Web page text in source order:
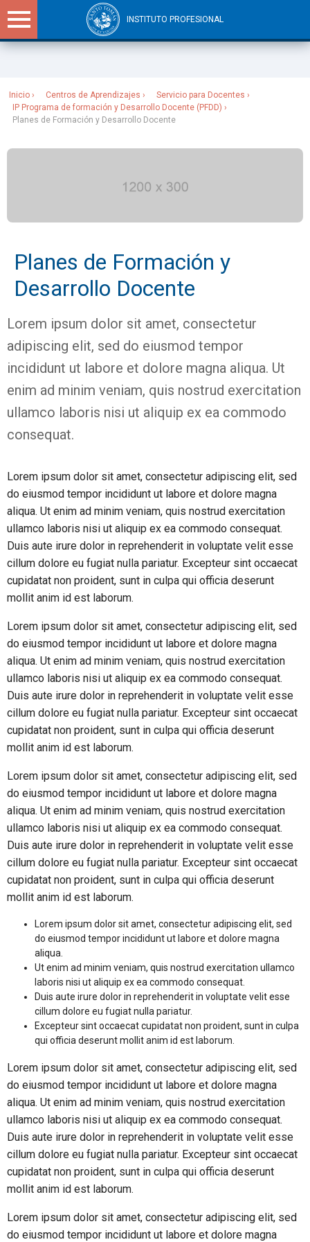
INSTITUTO PROFESIONAL
Inicio Centros de Aprendizajes
Servicio para Docentes
IP Programa de formación y Desarrollo Docente (PFDD)
Planes de Formación y Desarrollo Docente
Planes de Formación y
Desarrollo Docente
Lorem ipsum dolor sit amet, consectetur
adipiscing elit, sed do eiusmod tempor
incididunt ut labore et dolore magna aliqua. Ut
enim ad minim veniam, quis nostrud exercitation
ullamco laboris nisi ut aliquip ex ea commodo
consequat.
Lorem ipsum dolor sit amet, consectetur adipiscing elit, sed
do eiusmod tempor incididunt ut labore et dolore magna
aliqua. Ut enim ad minim veniam, quis nostrud exercitation
ullamco laboris nisi ut aliquip ex ea commodo consequat.
Duis aute irure dolor in reprehenderit in voluptate velit esse
cillum dolore eu fugiat nulla pariatur. Excepteur sint occaecat
cupidatat non proident, sunt in culpa qui officia deserunt
mollit anim id est laborum.
Lorem ipsum dolor sit amet, consectetur adipiscing elit, sed
do eiusmod tempor incididunt ut labore et dolore magna
aliqua. Ut enim ad minim veniam, quis nostrud exercitation
ullamco laboris nisi ut aliquip ex ea commodo consequat.
Duis aute irure dolor in reprehenderit in voluptate velit esse
cillum dolore eu fugiat nulla pariatur. Excepteur sint occaecat
cupidatat non proident, sunt in culpa qui officia deserunt
mollit anim id est laborum.
Lorem ipsum dolor sit amet, consectetur adipiscing elit, sed
do eiusmod tempor incididunt ut labore et dolore magna
aliqua. Ut enim ad minim veniam, quis nostrud exercitation
ullamco laboris nisi ut aliquip ex ea commodo consequat.
Duis aute irure dolor in reprehenderit in voluptate velit esse
cillum dolore eu fugiat nulla pariatur. Excepteur sint occaecat
cupidatat non proident, sunt in culpa qui officia deserunt
mollit anim id est laborum.
Lorem ipsum dolor sit amet, consectetur adipiscing elit, sed
do eiusmod tempor incididunt ut labore et dolore magna
aliqua.
Ut enim ad minim veniam, quis nostrud exercitation ullamco
laboris nisi ut aliquip ex ea commodo consequat.
Duis aute irure dolor in reprehenderit in voluptate velit esse
cillum dolore eu fugiat nulla pariatur.
Excepteur sint occaecat cupidatat non proident, sunt in culpa
qui officia deserunt mollit anim id est laborum.
Lorem ipsum dolor sit amet, consectetur adipiscing elit, sed
do eiusmod tempor incididunt ut labore et dolore magna
aliqua. Ut enim ad minim veniam, quis nostrud exercitation
ullamco laboris nisi ut aliquip ex ea commodo consequat.
Duis aute irure dolor in reprehenderit in voluptate velit esse
cillum dolore eu fugiat nulla pariatur. Excepteur sint occaecat
cupidatat non proident, sunt in culpa qui officia deserunt
mollit anim id est laborum.
Lorem ipsum dolor sit amet, consectetur adipiscing elit, sed
do eiusmod tempor incididunt ut labore et dolore magna